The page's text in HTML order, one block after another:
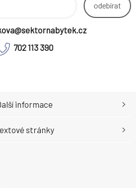
odebírat
702 113 390
informace
stránky